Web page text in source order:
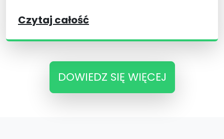
Czytaj całość
DOWIEDZ SIĘ WIĘCEJ